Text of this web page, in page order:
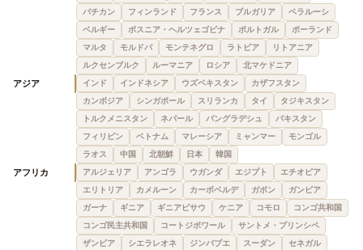
バチカン
フィンランド フランス ブルガリア
ベラルーシ
ベルギー
ボスニア・ヘルツェゴビナ ポルトガル
ポーランド
マルタ
モルドバ モンテネグロ ラトビア
リトアニア
ルクセンブルク
ルーマニア ロシア 北マケドニア
アジア インド インドネシア ウズベキスタン
カザフスタン
カンボジア
シンガポール スリランカ タイ
タジキスタン
トルクメニスタン
ネパール バングラデシュ
パキスタン
フィリピン
ベトナム マレーシア ミャンマー
モンゴル
ラオス
中国 北朝鮮 日本 韓国
アフリカ アルジェリア アンゴラ ウガンダ エジプト
エチオピア
エリトリア
カメルーン カーボベルデ ガボン
ガンビア
ガーナ
ギニア ギニアビサウ ケニア コモロ
コンゴ共和国
コンゴ民主共和国
コートジボワール
サントメ・プリンシペ
ザンビア
シエラレオネ ジンバブエ スーダン
セネガル